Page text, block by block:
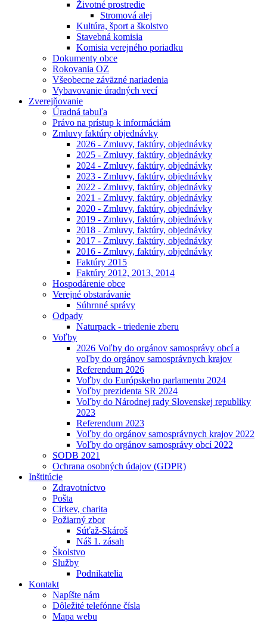
Životné prostredie
Stromová alej
Kultúra, šport a školstvo
Stavebná komisia
Komisia verejného poriadku
Dokumenty obce
Rokovania OZ
Všeobecne záväzné nariadenia
Vybavovanie úradných vecí
Zverejňovanie
Úradná tabuľa
Právo na prístup k informáciám
Zmluvy faktúry objednávky
2026 - Zmluvy, faktúry, objednávky
2025 - Zmluvy, faktúry, objednávky
2024 - Zmluvy, faktúry, objednávky
2023 - Zmluvy, faktúry, objednávky
2022 - Zmluvy, faktúry, objednávky
2021 - Zmluvy, faktúry, objednávky
2020 - Zmluvy, faktúry, objednávky
2019 - Zmluvy, faktúry, objednávky
2018 - Zmluvy, faktúry, objednávky
2017 - Zmluvy, faktúry, objednávky
2016 - Zmluvy, faktúry, objednávky
Faktúry 2015
Faktúry 2012, 2013, 2014
Hospodárenie obce
Verejné obstarávanie
Súhrnné správy
Odpady
Naturpack - triedenie zberu
Voľby
2026 Voľby do orgánov samosprávy obcí a
voľby do orgánov samosprávnych krajov
Referendum 2026
Voľby do Európskeho parlamentu 2024
Voľby prezidenta SR 2024
Voľby do Národnej rady Slovenskej republiky
2023
Referendum 2023
Voľby do orgánov samosprávnych krajov 2022
Voľby do orgánov samosprávy obcí 2022
SODB 2021
Ochrana osobných údajov (GDPR)
Inštitúcie
Zdravotníctvo
Pošta
Cirkev, charita
Požiarný zbor
Súťaž-Skároš
Náš 1. zásah
Školstvo
Služby
Podnikatelia
Kontakt
Napíšte nám
Dôležité telefónne čísla
Mapa webu